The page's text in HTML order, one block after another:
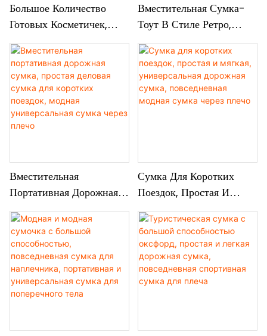
Большое Количество
Готовых Косметичек,
Портативные Дорожные
Косметички,
Вместительная
Косметичка Для
Хранения Косметичек1
Вместительная Сумка-
Тоут В Стиле Ретро,
Универсальная Сумка
Через Плечо Из Мягкой
Кожи, Лёгкая
Повседневная Дорожная
Сумка Через Плечо
Вместительная
Портативная Дорожная
Сумка, Простая Деловая
Сумка Для Коротких
Поездок, Модная
Универсальная Сумка
Через Плечо
Сумка Для Коротких
Поездок, Простая И
Мягкая, Универсальная
Дорожная Сумка,
Повседневная Модная
Сумка Через Плечо